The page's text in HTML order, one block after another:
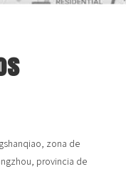
zona de
provincia de